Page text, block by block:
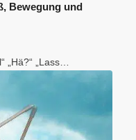
Bewegung und
„Hä?“ „Lass…